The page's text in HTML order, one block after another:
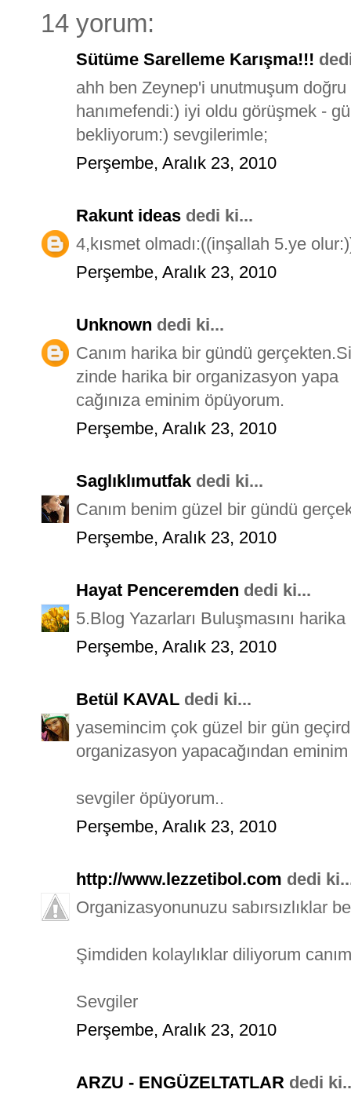
14 yorum:
Sütüme Sarelleme Karışma!!!
ahh ben Zeynep'i unutmuşum
hanımefendi:) iyi oldu görüşmek -
bekliyorum:) sevgilerimle;
Perşembe, Aralık 23, 2010
Rakunt ideas dedi ki...
4,kısmet olmadı:((inşallah 5.ye
Perşembe, Aralık 23, 2010
Unknown dedi ki...
Canım harika bir gündü gerçekten.Si
zinde harika bir organizasyon yapa
cağınıza eminim öpüyorum.
Perşembe, Aralık 23, 2010
Saglıklımutfak dedi ki...
Canım benim güzel bir gündü
Perşembe, Aralık 23, 2010
Hayat Penceremden dedi ki...
5.Blog Yazarları Buluşmasını harika
Perşembe, Aralık 23, 2010
Betül KAVAL dedi ki...
yasemincim çok güzel bir gün
organizasyon yapacağından
sevgiler öpüyorum..
Perşembe, Aralık 23, 2010
http://www.lezzetibol.com dedi
Organizasyonunuzu sabırsızlıklar
Şimdiden kolaylıklar diliyorum canım
Sevgiler
Perşembe, Aralık 23, 2010
ARZU - ENGÜZELTATLAR dedi